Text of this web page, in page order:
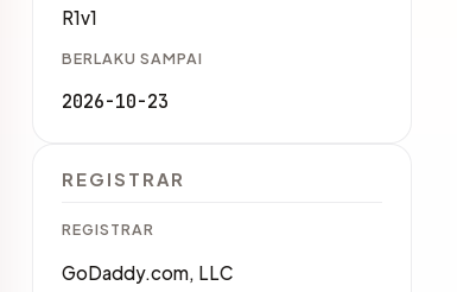
R1v1
BERLAKU SAMPAI
2026-10-23
REGISTRAR
REGISTRAR
GoDaddy.com, LLC